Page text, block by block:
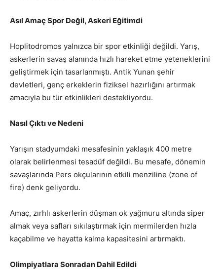
Asıl Amaç Spor Değil, Askeri Eğitimdi
Hoplitodromos yalnızca bir spor etkinliği değildi. Yarış,
askerlerin savaş alanında hızlı hareket etme yeteneklerini
geliştirmek için tasarlanmıştı. Antik Yunan şehir
devletleri, genç erkeklerin fiziksel hazırlığını artırmak
amacıyla bu tür etkinlikleri destekliyordu.
Nasıl Çıktı ve Nedeni
Yarışın stadyumdaki mesafesinin yaklaşık 400 metre
olarak belirlenmesi tesadüf değildi. Bu mesafe, dönemin
savaşlarında Pers okçularının etkili menziline (zone of
fire) denk geliyordu.
Amaç, zırhlı askerlerin düşman ok yağmuru altında siper
almak veya safları sıkılaştırmak için mermilerden hızla
kaçabilme ve hayatta kalma kapasitesini artırmaktı.
Olimpiyatlara Sonradan Dahil Edildi